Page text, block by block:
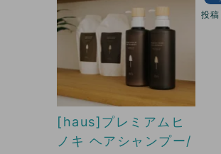
[haus]プレミアムヒ
ノキ ヘアシャンプー/
投稿